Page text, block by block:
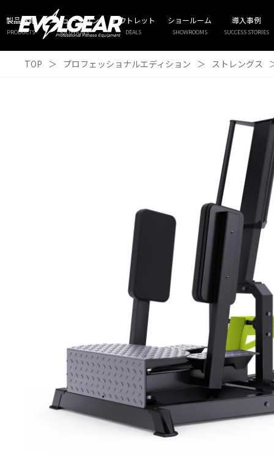
製品情報
PRODUCTS
ソリューション
SOLUTIONS
アウトレット
DEALS
ショールーム
SHOWROOMS
導入事例
SUCCESS STORIES
TOP ＞ プロフェッショナルエディション ＞ ストレングス